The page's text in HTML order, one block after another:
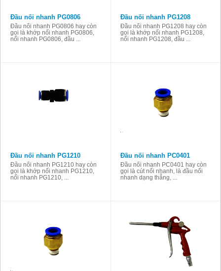
Đầu nối nhanh PG0806
Đầu nối nhanh PG0806 hay còn
gọi là khớp nối nhanh PG0806,
nối nhanh PG0806, đầu ...
Đầu nối nhanh PG1208
Đầu nối nhanh PG1208 hay còn
gọi là khớp nối nhanh PG1208,
nối nhanh PG1208, đầu ...
Đầu nối nhanh PG1210
Đầu nối nhanh PG1210 hay còn
gọi là khớp nối nhanh PG1210,
nối nhanh PG1210, ...
Đầu nối nhanh PC0401
Đầu nối nhanh PC0401 hay còn
gọi là cút nối nhanh, là đầu nối
nhanh dạng thẳng, ...